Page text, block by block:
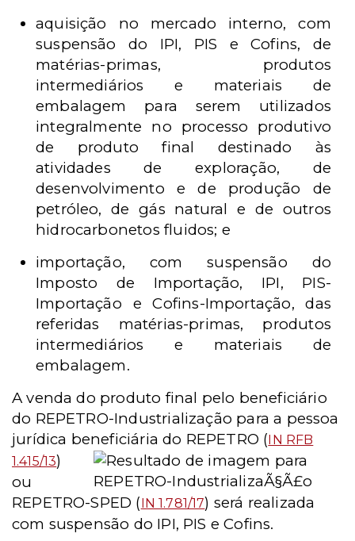
aquisição no mercado interno, com
suspensão do IPI, PIS e Cofins, de
matérias-primas, produtos
intermediários e materiais de
embalagem para serem utilizados
integralmente no processo produtivo
de produto final destinado às
atividades de exploração, de
desenvolvimento e de produção de
petróleo, de gás natural e de outros
hidrocarbonetos fluidos; e
importação, com suspensão do
Imposto de Importação, IPI, PIS-
Importação e Cofins-Importação, das
referidas matérias-primas, produtos
intermediários e materiais de
embalagem.
A venda do produto final pelo beneficiário
do REPETRO-Industrialização para a pessoa
jurídica beneficiária do REPETRO (IN RFB
1.415/13)
ou
REPETRO-SPED (IN 1.781/17) será realizada
com suspensão do IPI, PIS e Cofins.